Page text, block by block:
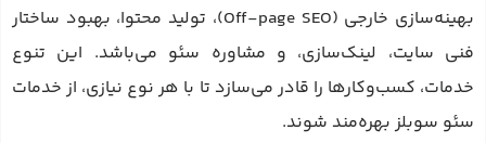
بهینه‌سازی خارجی (Off-page SEO)، تولید محتوا، بهبود ساختار
فنی سایت، لینک‌سازی، و مشاوره سئو می‌باشد. این تنوع
خدمات، کسب‌وکارها را قادر می‌سازد تا با هر نوع نیازی، از خدمات
سئو سوبلز بهره‌مند شوند.